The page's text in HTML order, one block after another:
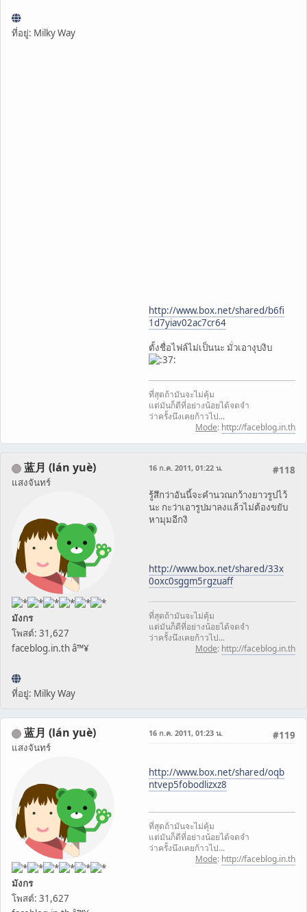
ที่อยู่: Milky Way
http://www.box.net/shared/b6fi
1d7yiav02ac7cr64
ตั้งชื่อไฟล์ไม่เป็นนะ มั่วเอางุบงิบ
ที่สุดถ้ามันจะไม่คุ้ม
แต่มันก็ดีที่อย่างน้อยได้จดจำ
ว่าครั้งนึงเคยก้าวไป...
Mode: http://faceblog.in.th
蓝月 (lán yuè)
แสงจันทร์
มังกร
โพสต์: 31,627
faceblog.in.th â™¥
ที่อยู่: Milky Way
#118
16 ก.ค. 2011, 01:22 น.
รู้สึกว่าอันนี้จะคำนวณกว้างยาวรูปไว้
นะ กะว่าเอารูปมาลงแล้วไม่ต้องขยับ
หามุมอีกงิ
http://www.box.net/shared/33x
0oxc0sggm5rgzuaff
ที่สุดถ้ามันจะไม่คุ้ม
แต่มันก็ดีที่อย่างน้อยได้จดจำ
ว่าครั้งนึงเคยก้าวไป...
Mode: http://faceblog.in.th
蓝月 (lán yuè)
แสงจันทร์
มังกร
โพสต์: 31,627
#119
16 ก.ค. 2011, 01:23 น.
http://www.box.net/shared/oqb
ntvep5fobodlizxz8
ที่สุดถ้ามันจะไม่คุ้ม
แต่มันก็ดีที่อย่างน้อยได้จดจำ
ว่าครั้งนึงเคยก้าวไป...
Mode: http://faceblog.in.th